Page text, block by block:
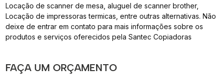
Locação de scanner de mesa, aluguel de scanner brother,
Locação de impressoras termicas, entre outras alternativas. Não
deixe de entrar em contato para mais informações sobre os
produtos e serviços oferecidos pela Santec Copiadoras
FAÇA UM ORÇAMENTO